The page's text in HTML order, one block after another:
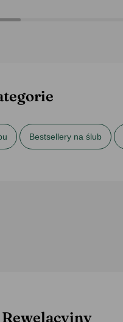
Bestsellery na ślub
Rewelacyjny